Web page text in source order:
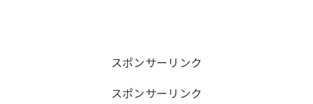
スポンサーリンク
スポンサーリンク